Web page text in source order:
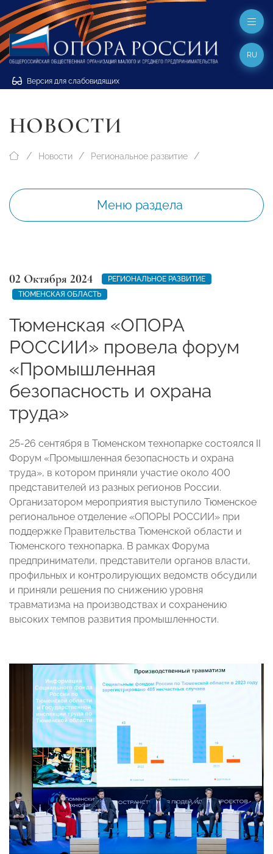
Версия для слабовидящих
RU
НОВОСТИ
Новости Региональное развитие
Меню раздела
02 Октября 2024
РЕГИОНАЛЬНОЕ РАЗВИТИЕ
ТЮМЕНСКАЯ ОБЛАСТЬ
Тюменская «ОПОРА
РОССИИ» провела форум
«Промышленная
безопасность и охрана
труда»
25-26 сентября в Тюменском технопарке состоялся II
Форум «Промышленная безопасность и охрана
труда», в котором приняли участие около 400
представителей из разных регионов России.
Организатором мероприятия выступило Тюменское
региональное отделение «ОПОРЫ РОССИИ» при
поддержке Правительства Тюменской области и
Тюменского технопарка. В рамках Форума
предприниматели, представители органов власти,
профильных и контролирующих ведомств обсудили
и приняли решения по снижению уровня
травматизма на производствах и сохранению
высоких темпов развития промышленности.